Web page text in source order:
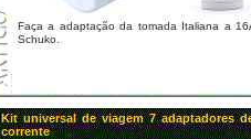
Faça a adaptação da tomada Italiana a
Schuko.
Kit universal de viagem 7 adaptadores
corrente